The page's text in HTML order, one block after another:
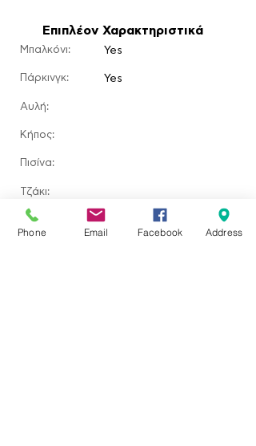
Επιπλέον Χαρακτηριστικά
Μπαλκόνι: Yes
Πάρκινγκ: Yes
Αυλή:
​Κήπος:
Πισίνα:
Τζάκι:
Τοποθεσία ακινήτου
Phone Email Facebook Address